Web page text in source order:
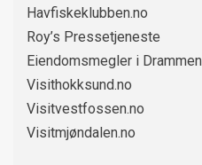
Havfiskeklubben.no
Roy’s Pressetjeneste
Eiendomsmegler i Drammen
Visithokksund.no
Visitvestfossen.no
Visitmjøndalen.no